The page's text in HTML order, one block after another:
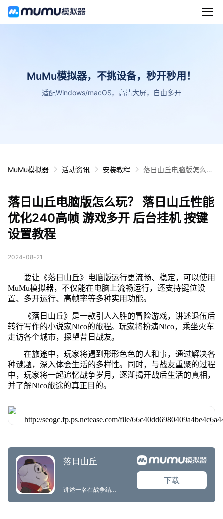
MuMu模拟器，不挑设备，秒开秒用！
适配Windows/macOS，高清大屏，自由多开
MuMu模拟器 活动资讯 安装教程
落日山丘电脑版怎么
台挂机 按键设置教程
落日山丘电脑版怎么玩？ 落日山丘性能
优化240高帧 游戏多开 后台挂机 按键
设置教程
2024-08-21
要让《落日山丘》电脑版运行更流畅、稳定，可以使用
MuMu模拟器，不仅能在电脑上流畅运行，还支持键位设
置、多开运行、高帧率等多种实用功能。
《落日山丘》是一款引人入胜的冒险游戏，讲述退伍后
转行写作的小说家Nico的旅程。玩家将扮演Nico，乘坐火车
走访各个城市，探望昔日战友。
在旅途中，玩家将遇到形形色色的人和事，通过解决各
种谜题，深入体会生活的多样性。同时，与战友重聚的过程
中，玩家将一起追忆战争岁月，逐渐揭开战后生活的真相，
并了解Nico旅途的真正目的。